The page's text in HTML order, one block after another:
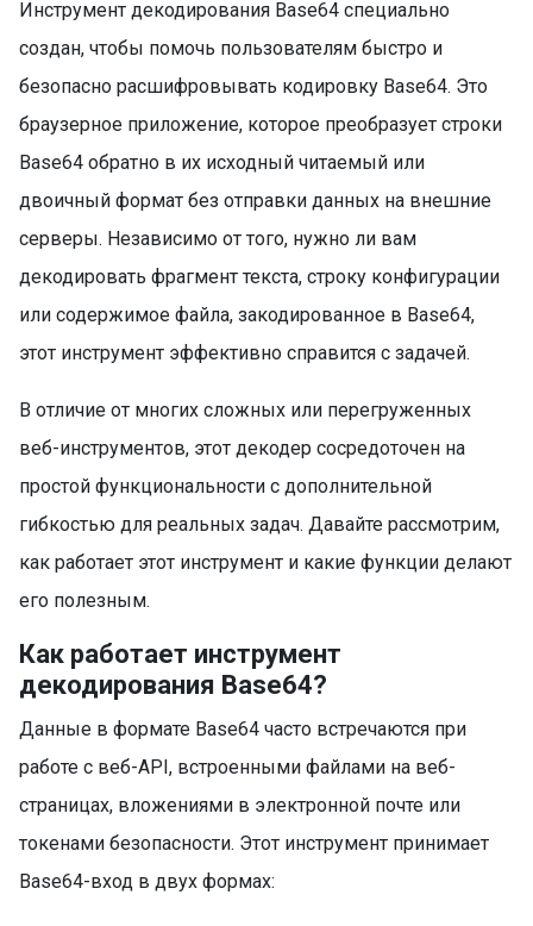
Инструмент декодирования Base64 специально
создан, чтобы помочь пользователям быстро и
безопасно расшифровывать кодировку Base64. Это
браузерное приложение, которое преобразует строки
Base64 обратно в их исходный читаемый или
двоичный формат без отправки данных на внешние
серверы. Независимо от того, нужно ли вам
декодировать фрагмент текста, строку конфигурации
или содержимое файла, закодированное в Base64,
этот инструмент эффективно справится с задачей.
В отличие от многих сложных или перегруженных
веб-инструментов, этот декодер сосредоточен на
простой функциональности с дополнительной
гибкостью для реальных задач. Давайте рассмотрим,
как работает этот инструмент и какие функции делают
его полезным.
Как работает инструмент
декодирования Base64?
Данные в формате Base64 часто встречаются при
работе с веб-API, встроенными файлами на веб-
страницах, вложениями в электронной почте или
токенами безопасности. Этот инструмент принимает
Base64-вход в двух формах: